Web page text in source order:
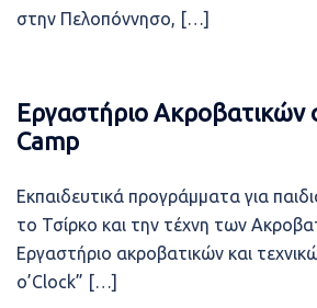
στην Πελοπόννησο, […]
Εργαστήριο Ακροβατικών
Camp
Εκπαιδευτικά προγράμματα για
το Τσίρκο και την τέχνη των
Εργαστήριο ακροβατικών και
o’Clock” […]